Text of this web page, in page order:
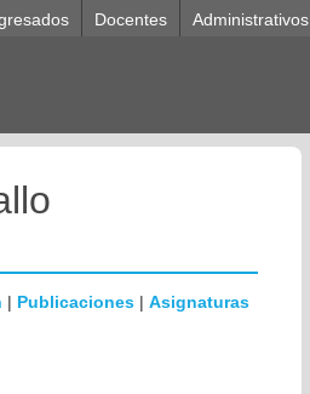
Docentes Administrativos
| Publicaciones | Asignaturas